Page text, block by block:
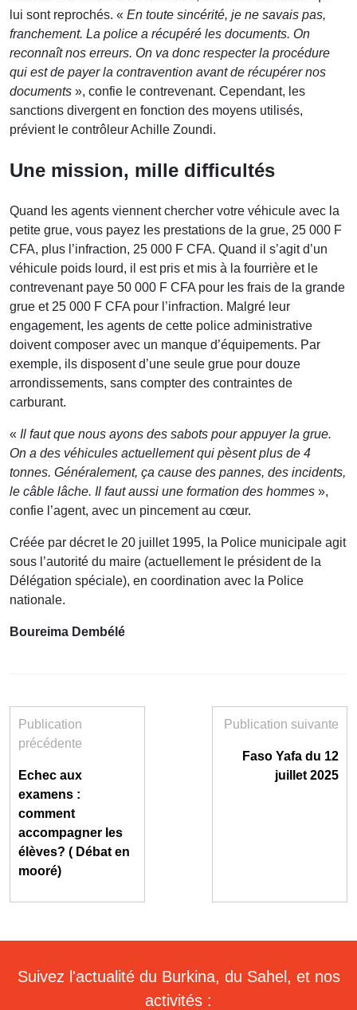
lui sont reprochés. « En toute sincérité, je ne savais pas,
franchement. La police a récupéré les documents. On
reconnaît nos erreurs. On va donc respecter la procédure
qui est de payer la contravention avant de récupérer nos
documents », confie le contrevenant. Cependant, les
sanctions divergent en fonction des moyens utilisés,
prévient le contrôleur Achille Zoundi.
Une mission, mille difficultés
Quand les agents viennent chercher votre véhicule avec la
petite grue, vous payez les prestations de la grue, 25 000 F
CFA, plus l’infraction, 25 000 F CFA. Quand il s’agit d’un
véhicule poids lourd, il est pris et mis à la fourrière et le
contrevenant paye 50 000 F CFA pour les frais de la grande
grue et 25 000 F CFA pour l’infraction. Malgré leur
engagement, les agents de cette police administrative
doivent composer avec un manque d’équipements. Par
exemple, ils disposent d’une seule grue pour douze
arrondissements, sans compter des contraintes de
carburant.
« Il faut que nous ayons des sabots pour appuyer la grue.
On a des véhicules actuellement qui pèsent plus de 4
tonnes. Généralement, ça cause des pannes, des incidents,
le câble lâche. Il faut aussi une formation des hommes »,
confie l’agent, avec un pincement au cœur.
Créée par décret le 20 juillet 1995, la Police municipale agit
sous l’autorité du maire (actuellement le président de la
Délégation spéciale), en coordination avec la Police
nationale.
Boureima Dembélé
Publication
précédente
Echec aux
examens :
comment
accompagner les
élèves? ( Débat en
mooré)
Publication suivante
Faso Yafa du 12
juillet 2025
Suivez l'actualité du Burkina, du Sahel, et nos
activités :